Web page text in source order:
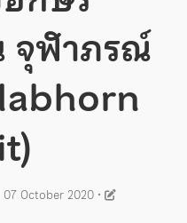
จุฬาภรณ์
07 October 2020 •